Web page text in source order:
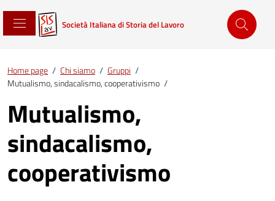
Società Italiana di Storia del Lavoro
Home page / Chi siamo / Gruppi /
Mutualismo, sindacalismo, cooperativismo /
Mutualismo,
sindacalismo,
cooperativismo